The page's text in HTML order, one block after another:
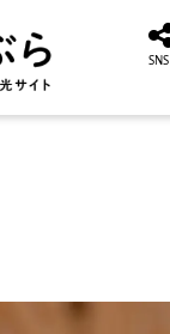
SNS